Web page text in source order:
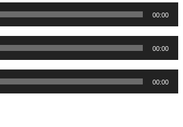
00:00
00:00
00:00